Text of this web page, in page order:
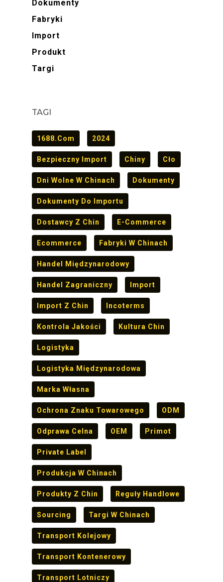
Dokumenty
Fabryki
Import
Produkt
Targi
TAGI
1688.com 2024
Bezpieczny Import Chiny Cło
Dni Wolne W Chinach Dokumenty
Dokumenty Do Importu
Dostawcy Z Chin E-Commerce
Ecommerce Fabryki W Chinach
Handel Międzynarodowy
Handel Zagraniczny Import
Import Z Chin Incoterms
Kontrola Jakości Kultura Chin
Logistyka
Logistyka Międzynarodowa
Marka Własna
Ochrona Znaku Towarowego ODM
Odprawa Celna OEM Primot
Private Label
Produkcja W Chinach
Produkty Z Chin Reguły Handlowe
Sourcing Targi W Chinach
Transport Kolejowy
Transport Kontenerowy
Transport Lotniczy